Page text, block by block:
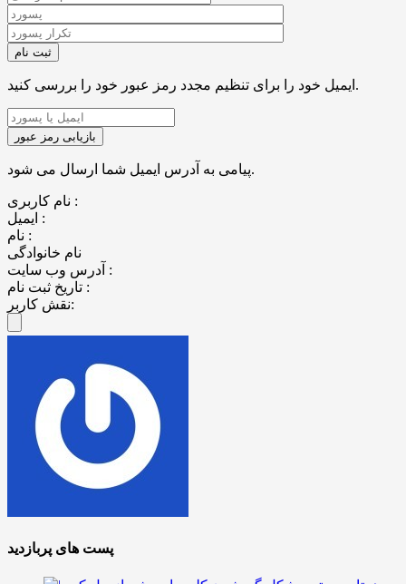
ایمیل خود را برای تنظیم مجدد رمز عبور خود را بررسی کنید.
پیامی به آدرس ایمیل شما ارسال می شود.
نام کاربری :
ایمیل :
نام :
نام خانوادگی
آدرس وب سایت :
تاریخ ثبت نام :
نقش کاربر:
پست های پربازدید